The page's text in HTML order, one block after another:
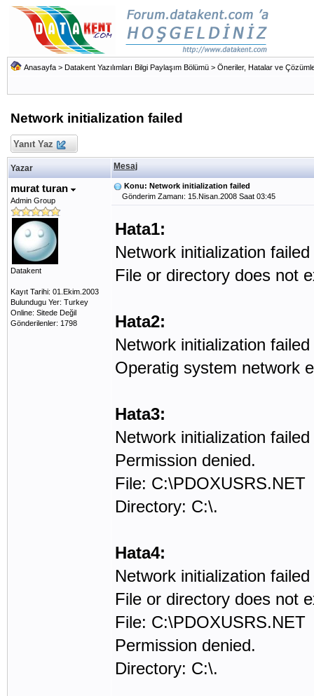
Anasayfa > Datakent Yazılımları Bilgi Paylaşım Bölümü > Öneriler, Hatalar ve
Network initialization failed
Yanıt Yaz
Yazar Mesaj
murat turan
Admin Group
Datakent
Kayıt Tarihi: 01.Ekim.2003
Bulundugu Yer: Turkey
Online: Sitede Değil
Gönderilenler: 1798
Konu: Network initialization failed
Gönderim Zamanı: 15.Nisan.2008 Saat 03:45
Hata1:
Network initialization failed
File or directory does not
Hata2:
Network initialization failed
Operatig system network
Hata3:
Network initialization failed
Permission denied.
File: C:\PDOXUSRS.NET
Directory: C:\.
Hata4:
Network initialization failed
File or directory does not
File: C:\PDOXUSRS.NET
Permission denied.
Directory: C:\.